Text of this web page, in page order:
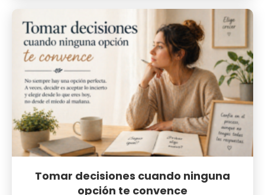
Tomar decisiones cuando ninguna
opción te convence